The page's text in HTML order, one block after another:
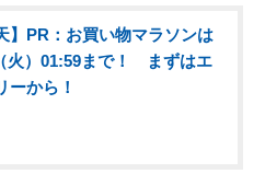
】PR：お買い物マラソンは
火）01:59まで！ まずはエ
ーから！